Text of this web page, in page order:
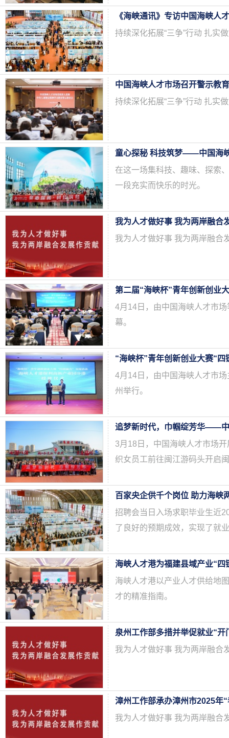
《海峡通讯》专访中国海峡人
持续深化拓展“三争”行动 扎实
中国海峡人才市场召开警示教
持续深化拓展“三争”行动 扎实
童心探秘 科技筑梦——中国海
在这一场集科技、趣味、探索
一段充实而快乐的时光。
我为人才做好事 我为两岸融合
第二届“海峡杯”青年创新创业
4月14日，由中国海峡人才市
幕。
“海峡杯”青年创新创业大赛“
4月14日，由中国海峡人才市
州举行。
3月18日，中国海峡人才市场
织女员工前往闽江游码头开启
招聘会当日入场求职毕业生近
了良好的预期成效，实现了就业
海峡人才港为福建县域产业“四
海峡人才港以产业人才供给地
才的精准指南。
泉州工作部多措并举促就业“开
我为人才做好事 我为两岸融合
漳州工作部承办漳州市2025年
我为人才做好事 我为两岸融合